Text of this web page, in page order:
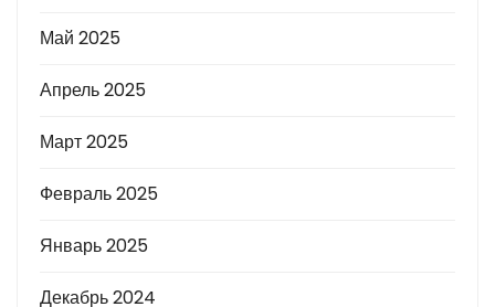
Май 2025
Апрель 2025
Март 2025
Февраль 2025
Январь 2025
Декабрь 2024